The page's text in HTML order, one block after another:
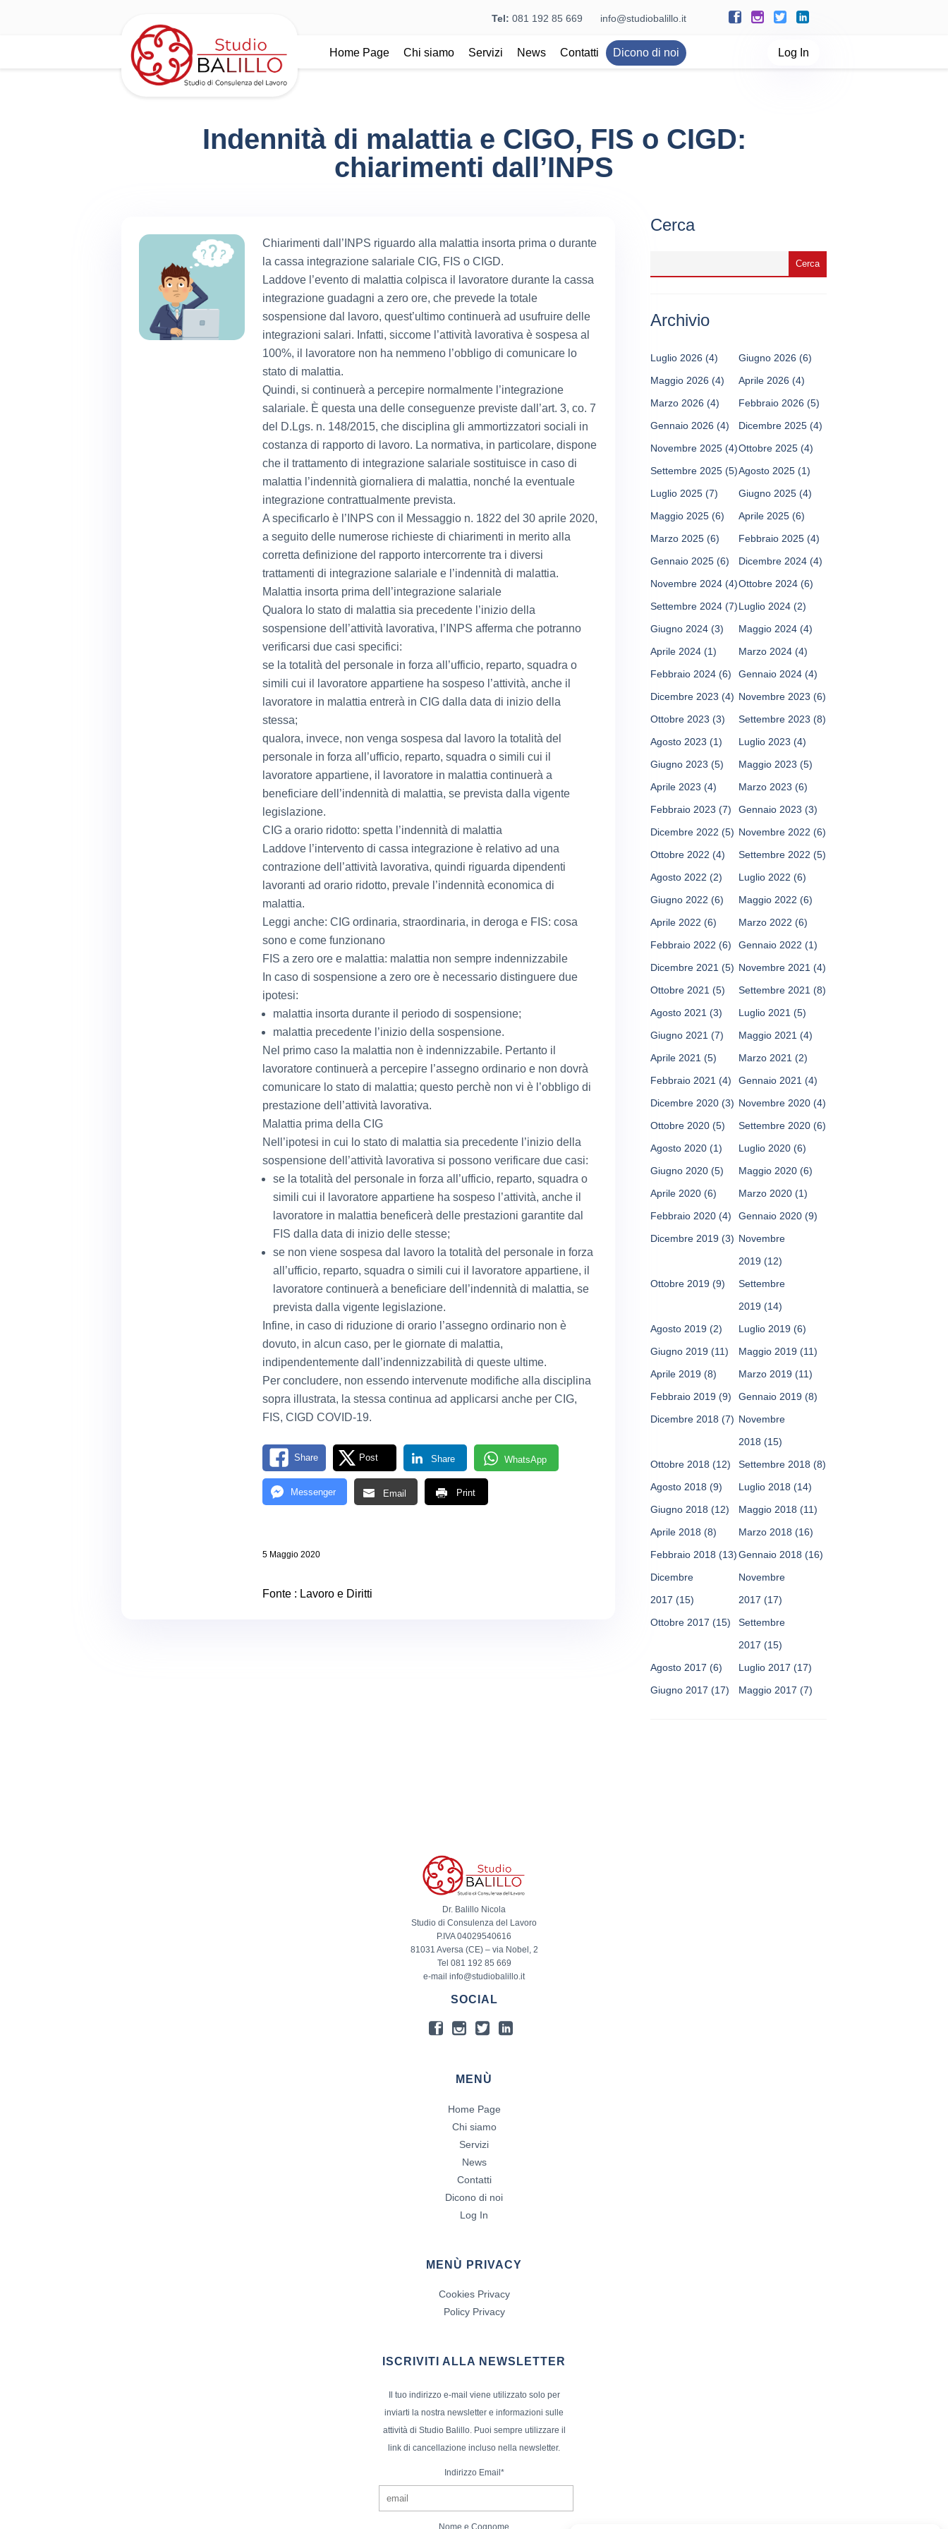
Tel: 081 192 85 669 info@studiobalillo.it
Home Page Chi siamo Servizi News Contatti Dicono di noi Log In
Indennità di malattia e CIGO, FIS o CIGD:
chiarimenti dall’INPS
Chiarimenti dall’INPS riguardo alla malattia insorta prima o durante
la cassa integrazione salariale CIG, FIS o CIGD.
Laddove l’evento di malattia colpisca il lavoratore durante la cassa
integrazione guadagni a zero ore, che prevede la totale
sospensione dal lavoro, quest’ultimo continuerà ad usufruire delle
integrazioni salari. Infatti, siccome l’attività lavorativa è sospesa al
100%, il lavoratore non ha nemmeno l’obbligo di comunicare lo
stato di malattia.
Quindi, si continuerà a percepire normalmente l’integrazione
salariale. È questa una delle conseguenze previste dall’art. 3, co. 7
del D.Lgs. n. 148/2015, che disciplina gli ammortizzatori sociali in
costanza di rapporto di lavoro. La normativa, in particolare, dispone
che il trattamento di integrazione salariale sostituisce in caso di
malattia l’indennità giornaliera di malattia, nonché la eventuale
integrazione contrattualmente prevista.
A specificarlo è l’INPS con il Messaggio n. 1822 del 30 aprile 2020,
a seguito delle numerose richieste di chiarimenti in merito alla
corretta definizione del rapporto intercorrente tra i diversi
trattamenti di integrazione salariale e l’indennità di malattia.
Malattia insorta prima dell’integrazione salariale
Qualora lo stato di malattia sia precedente l’inizio della
sospensione dell’attività lavorativa, l’INPS afferma che potranno
verificarsi due casi specifici:
se la totalità del personale in forza all’ufficio, reparto, squadra o
simili cui il lavoratore appartiene ha sospeso l’attività, anche il
lavoratore in malattia entrerà in CIG dalla data di inizio della
stessa;
qualora, invece, non venga sospesa dal lavoro la totalità del
personale in forza all’ufficio, reparto, squadra o simili cui il
lavoratore appartiene, il lavoratore in malattia continuerà a
beneficiare dell’indennità di malattia, se prevista dalla vigente
legislazione.
CIG a orario ridotto: spetta l’indennità di malattia
Laddove l’intervento di cassa integrazione è relativo ad una
contrazione dell’attività lavorativa, quindi riguarda dipendenti
lavoranti ad orario ridotto, prevale l’indennità economica di
malattia.
Leggi anche: CIG ordinaria, straordinaria, in deroga e FIS: cosa
sono e come funzionano
FIS a zero ore e malattia: malattia non sempre indennizzabile
In caso di sospensione a zero ore è necessario distinguere due
ipotesi:
malattia insorta durante il periodo di sospensione;
malattia precedente l’inizio della sospensione.
Nel primo caso la malattia non è indennizzabile. Pertanto il
lavoratore continuerà a percepire l’assegno ordinario e non dovrà
comunicare lo stato di malattia; questo perchè non vi è l’obbligo di
prestazione dell’attività lavorativa.
Malattia prima della CIG
Nell’ipotesi in cui lo stato di malattia sia precedente l’inizio della
sospensione dell’attività lavorativa si possono verificare due casi:
se la totalità del personale in forza all’ufficio, reparto, squadra o
simili cui il lavoratore appartiene ha sospeso l’attività, anche il
lavoratore in malattia beneficerà delle prestazioni garantite dal
FIS dalla data di inizio delle stesse;
se non viene sospesa dal lavoro la totalità del personale in forza
all’ufficio, reparto, squadra o simili cui il lavoratore appartiene, il
lavoratore continuerà a beneficiare dell’indennità di malattia, se
prevista dalla vigente legislazione.
Infine, in caso di riduzione di orario l’assegno ordinario non è
dovuto, in alcun caso, per le giornate di malattia,
indipendentemente dall’indennizzabilità di queste ultime.
Per concludere, non essendo intervenute modifiche alla disciplina
sopra illustrata, la stessa continua ad applicarsi anche per CIG,
FIS, CIGD COVID-19.
Share Post Share WhatsApp
Messenger Email Print
5 Maggio 2020
Fonte : Lavoro e Diritti
Cerca
Archivio
Luglio 2026 (4) Giugno 2026 (6)
Maggio 2026 (4) Aprile 2026 (4)
Marzo 2026 (4) Febbraio 2026 (5)
Gennaio 2026 (4) Dicembre 2025 (4)
Novembre 2025 (4)Ottobre 2025 (4)
Settembre 2025 (5)Agosto 2025 (1)
Luglio 2025 (7) Giugno 2025 (4)
Maggio 2025 (6) Aprile 2025 (6)
Marzo 2025 (6) Febbraio 2025 (4)
Gennaio 2025 (6) Dicembre 2024 (4)
Novembre 2024 (4)Ottobre 2024 (6)
Settembre 2024 (7)Luglio 2024 (2)
Giugno 2024 (3) Maggio 2024 (4)
Aprile 2024 (1) Marzo 2024 (4)
Febbraio 2024 (6) Gennaio 2024 (4)
Dicembre 2023 (4) Novembre 2023 (6)
Ottobre 2023 (3) Settembre 2023 (8)
Agosto 2023 (1) Luglio 2023 (4)
Giugno 2023 (5) Maggio 2023 (5)
Aprile 2023 (4) Marzo 2023 (6)
Febbraio 2023 (7) Gennaio 2023 (3)
Dicembre 2022 (5) Novembre 2022 (6)
Ottobre 2022 (4) Settembre 2022 (5)
Agosto 2022 (2) Luglio 2022 (6)
Giugno 2022 (6) Maggio 2022 (6)
Aprile 2022 (6) Marzo 2022 (6)
Febbraio 2022 (6) Gennaio 2022 (1)
Dicembre 2021 (5) Novembre 2021 (4)
Ottobre 2021 (5) Settembre 2021 (8)
Agosto 2021 (3) Luglio 2021 (5)
Giugno 2021 (7) Maggio 2021 (4)
Aprile 2021 (5) Marzo 2021 (2)
Febbraio 2021 (4) Gennaio 2021 (4)
Dicembre 2020 (3) Novembre 2020 (4)
Ottobre 2020 (5) Settembre 2020 (6)
Agosto 2020 (1) Luglio 2020 (6)
Giugno 2020 (5) Maggio 2020 (6)
Aprile 2020 (6) Marzo 2020 (1)
Febbraio 2020 (4) Gennaio 2020 (9)
Dicembre 2019 (3) Novembre
2019 (12)
Ottobre 2019 (9)
Settembre
2019 (14)
Agosto 2019 (2) Luglio 2019 (6)
Giugno 2019 (11) Maggio 2019 (11)
Aprile 2019 (8) Marzo 2019 (11)
Febbraio 2019 (9) Gennaio 2019 (8)
Dicembre 2018 (7) Novembre
2018 (15)
Ottobre 2018 (12) Settembre 2018 (8)
Agosto 2018 (9) Luglio 2018 (14)
Giugno 2018 (12) Maggio 2018 (11)
Aprile 2018 (8) Marzo 2018 (16)
Febbraio 2018 (13)Gennaio 2018 (16)
Dicembre
2017 (15)
Novembre
2017 (17)
Ottobre 2017 (15)
Settembre
2017 (15)
Agosto 2017 (6) Luglio 2017 (17)
Giugno 2017 (17) Maggio 2017 (7)
Dr. Balillo Nicola
Studio di Consulenza del Lavoro
P.IVA 04029540616
81031 Aversa (CE) – via Nobel, 2
Tel 081 192 85 669
e-mail info@studiobalillo.it
SOCIAL
MENÙ
Home Page
Chi siamo
Servizi
News
Contatti
Dicono di noi
Log In
MENÙ PRIVACY
Cookies Privacy
Policy Privacy
ISCRIVITI ALLA NEWSLETTER
Il tuo indirizzo e-mail viene utilizzato solo per
inviarti la nostra newsletter e informazioni sulle
attività di Studio Balillo. Puoi sempre utilizzare il
link di cancellazione incluso nella newsletter.
Indirizzo Email*
Nome e Cognome